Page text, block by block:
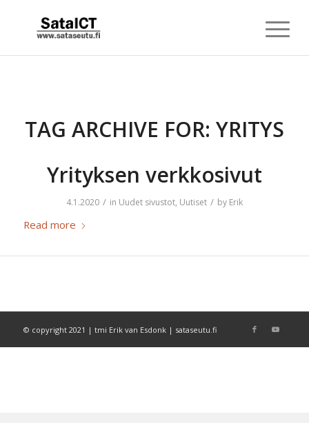
TAG ARCHIVE FOR: YRITYS
Yrityksen verkkosivut
4.1.2020 / in Uudet sivustot, Uutiset / by Erik
Read more
© copyright 2021 | tmi Erik van Esdonk | sataseutu.fi